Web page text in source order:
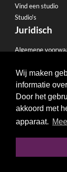
Wij maken
informatie
Door het
akkoord met
apparaat.
Vind een studio
Studio's
Juridisch
Algemene
E-mailbeleid
Restitutiebeleid
Handige
Websites
SEO